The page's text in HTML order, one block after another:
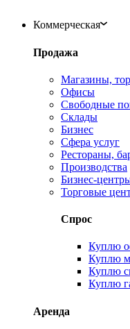
Коммерческая
Продажа
Магазины,
Офисы
Свободные
Склады
Бизнес
Сфера услуг
Рестораны,
Производства
Бизнес-
Торговые
Спрос
Куплю
Куплю
Куплю
Куплю
Аренда